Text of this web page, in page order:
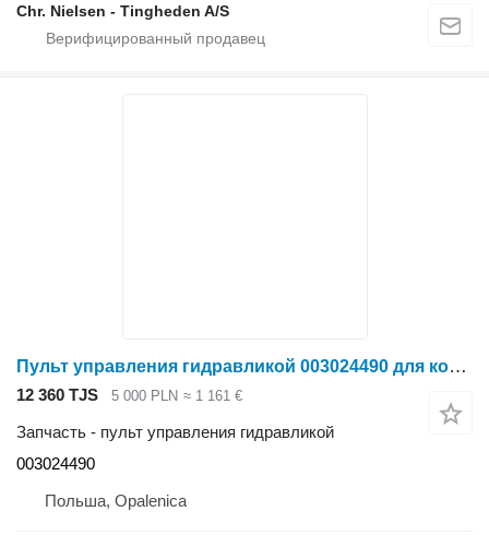
Chr. Nielsen - Tingheden A/S
Пульт управления гидравликой 003024490 для косилки Krone Big M II
12 360 TJS 5 000 PLN ≈ 1 161 €
Запчасть - пульт управления гидравликой
003024490
Польша, Opalenica